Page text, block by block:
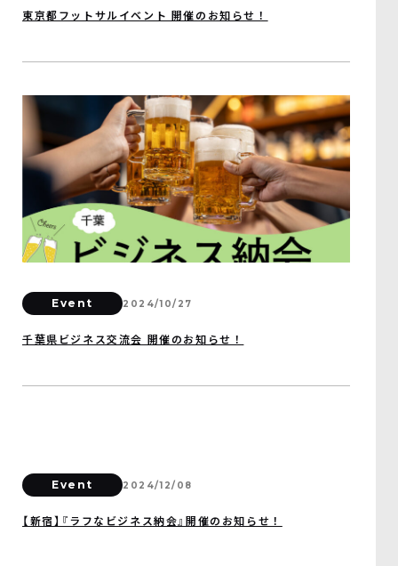
東京都フットサルイベント 開催のお知らせ！
Event 2024/10/27
千葉県ビジネス交流会 開催のお知らせ！
Event 2024/12/08
【新宿】『ラフなビジネス納会』開催のお知らせ！